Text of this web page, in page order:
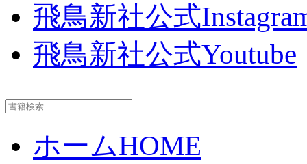
飛鳥新社公式
飛鳥新社公式Youtube
ホームHOME